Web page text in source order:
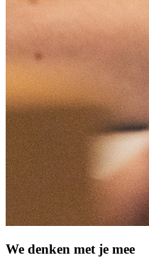
We denken met je mee